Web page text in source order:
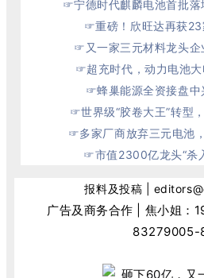
☞宁德时代麒麟电池首批落
☞重磅！欣旺达再获23
☞ 又一家三元材料龙头企
☞超充时代，动力电池大
☞蜂巢能源全资接盘中
☞世界级“胶卷大王”转型
☞多家厂商放弃三元电池
☞市值2300亿龙头“杀
报料及投稿 |
广告及商务合作 | 焦小姐：
83279005-